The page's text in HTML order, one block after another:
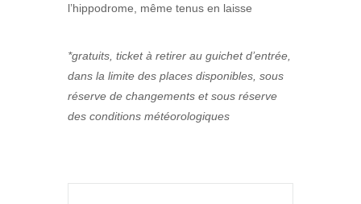
l’hippodrome, même tenus en laisse
*gratuits, ticket à retirer au guichet d’entrée,
dans la limite des places disponibles, sous
réserve de changements et sous réserve
des conditions météorologiques